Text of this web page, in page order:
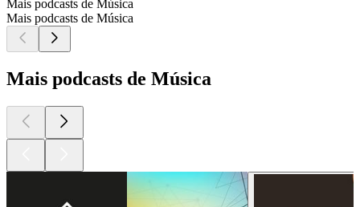
Mais podcasts de Música
Mais podcasts de Música
Mais podcasts de Música